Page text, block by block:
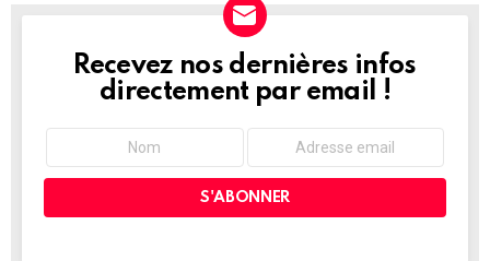
NEWSLETTER
Recevez nos dernières infos
directement par email !